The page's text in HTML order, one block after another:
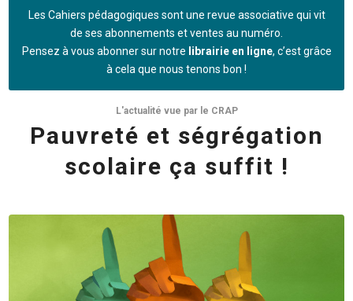
Les Cahiers pédagogiques sont une revue associative qui vit
de ses abonnements et ventes au numéro.
Pensez à vous abonner sur notre librairie en ligne, c’est grâce
à cela que nous tenons bon !
L'actualité vue par le CRAP
Pauvreté et ségrégation
scolaire ça suffit !